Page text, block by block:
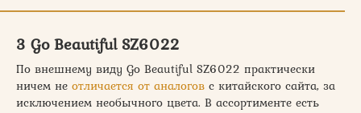
3 Go Beautiful SZ6022
По внешнему виду Go Beautiful SZ6022 практически
ничем не отличается от аналогов с китайского сайта, за
исключением необычного цвета. В ассортименте есть